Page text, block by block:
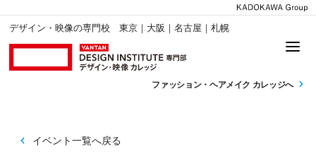
デザイン・映像の専門校 東京｜大阪｜名古屋｜札幌
ファッション・ ヘアメイク カレッジへ
イベント一覧へ戻る